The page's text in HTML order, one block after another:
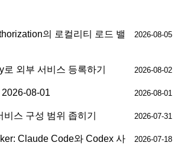
의 로컬리티 로드 밸
2026-08-05
로 외부 서비스 등록하기 2026-08-02
08-01 2026-08-01
비스 구성 범위 좁히기 2026-07-31
Claude Code와 Codex 사
2026-07-18